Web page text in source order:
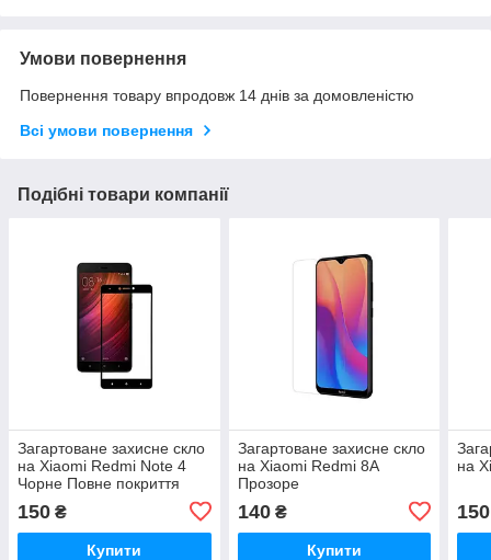
Умови повернення
Повернення товару впродовж 14 днів за домовленістю
Всі умови повернення
Подібні товари компанії
Загартоване захисне скло
на Xiaomi Redmi Note 4
Чорне Повне покриття
150 ₴
Купити
Загартоване захисне скло
на Xiaomi Redmi 8A
Прозоре
140₴
Купити
на
150